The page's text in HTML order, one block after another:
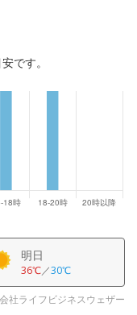
です。
明日
36℃／30℃
社ライフビジネスウェザー